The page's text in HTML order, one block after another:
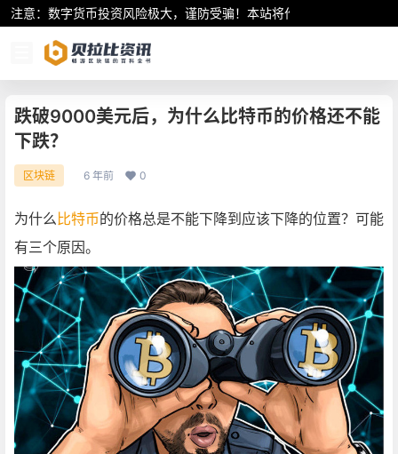
注意：数字货币投资风险极大，谨防受骗！本站将作为行业资讯共享
跌破9000美元后，为什么比特币的价格还不能
下跌？
区块链 6 年前 0
为什么 比特币的价格总是不能下降到应该下降的位置？可能
有三个原因。